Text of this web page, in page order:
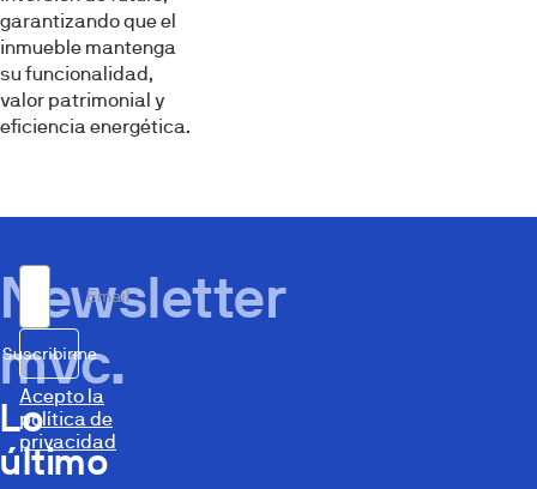
garantizando que el
inmueble mantenga
su funcionalidad,
valor patrimonial y
eficiencia energética.
Newsletter
mvc.
Lo
último
Email
Suscribirme
Acepto la
política de
privacidad